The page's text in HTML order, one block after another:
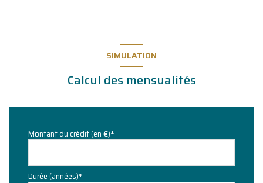
SIMULATION
Calcul des mensualités
Montant du crédit (en €)*
Durée (années)*